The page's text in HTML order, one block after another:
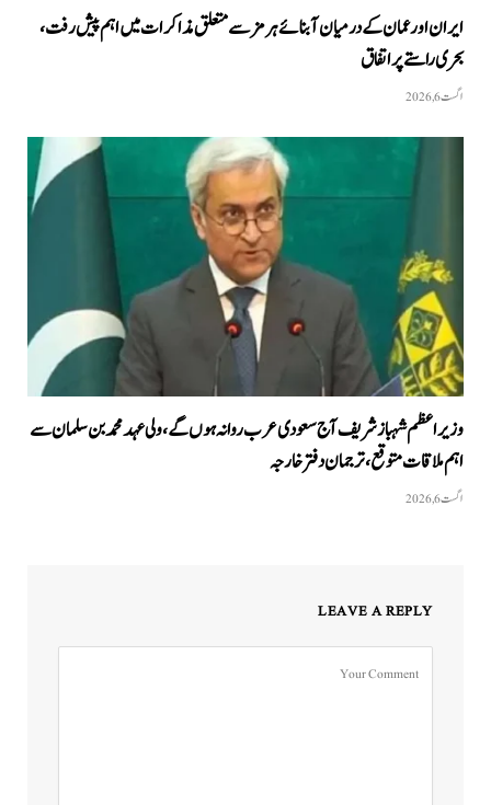
ایران اور عمان کے درمیان آبنائے ہرمز سے متعلق مذاکرات میں اہم پیش رفت،
بحری راستے پر اتفاق
اگست 6, 2026
وزیراعظم شہباز شریف آج سعودی عرب روانہ ہوں گے، ولی عہد محمد بن سلمان سے
اہم ملاقات متوقع، ترجمان دفتر خارجہ
اگست 6, 2026
LEAVE A REPLY